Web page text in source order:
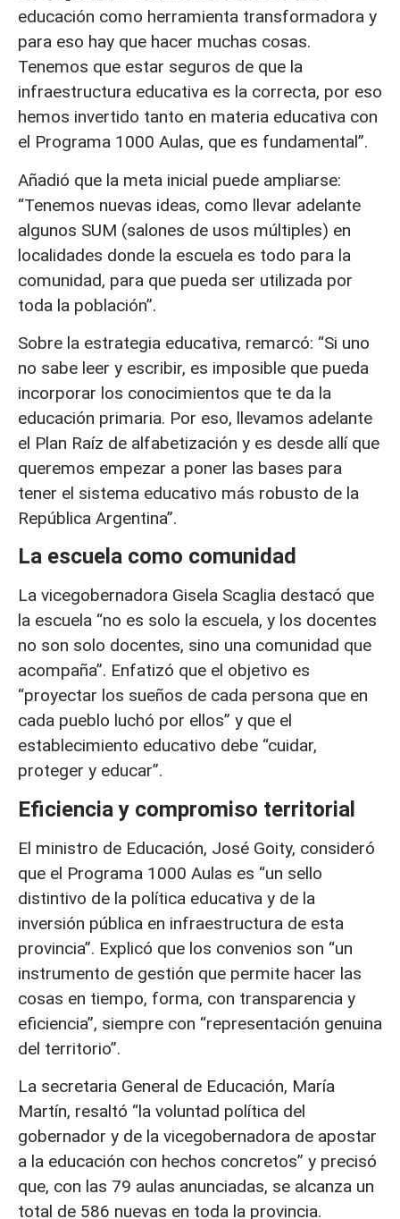
educación como herramienta transformadora y
para eso hay que hacer muchas cosas.
Tenemos que estar seguros de que la
infraestructura educativa es la correcta, por eso
hemos invertido tanto en materia educativa con
el Programa 1000 Aulas, que es fundamental”.
Añadió que la meta inicial puede ampliarse:
“Tenemos nuevas ideas, como llevar adelante
algunos SUM (salones de usos múltiples) en
localidades donde la escuela es todo para la
comunidad, para que pueda ser utilizada por
toda la población”.
Sobre la estrategia educativa, remarcó: “Si uno
no sabe leer y escribir, es imposible que pueda
incorporar los conocimientos que te da la
educación primaria. Por eso, llevamos adelante
el Plan Raíz de alfabetización y es desde allí que
queremos empezar a poner las bases para
tener el sistema educativo más robusto de la
República Argentina”.
La escuela como comunidad
La vicegobernadora Gisela Scaglia destacó que
la escuela “no es solo la escuela, y los docentes
no son solo docentes, sino una comunidad que
acompaña”. Enfatizó que el objetivo es
“proyectar los sueños de cada persona que en
cada pueblo luchó por ellos” y que el
establecimiento educativo debe “cuidar,
proteger y educar”.
Eficiencia y compromiso territorial
El ministro de Educación, José Goity, consideró
que el Programa 1000 Aulas es “un sello
distintivo de la política educativa y de la
inversión pública en infraestructura de esta
provincia”. Explicó que los convenios son “un
instrumento de gestión que permite hacer las
cosas en tiempo, forma, con transparencia y
eficiencia”, siempre con “representación genuina
del territorio”.
La secretaria General de Educación, María
Martín, resaltó “la voluntad política del
gobernador y de la vicegobernadora de apostar
a la educación con hechos concretos” y precisó
que, con las 79 aulas anunciadas, se alcanza un
total de 586 nuevas en toda la provincia.